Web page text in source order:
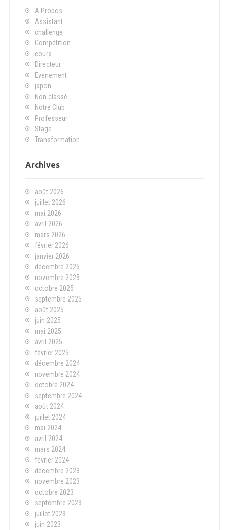
A Propos
Assistant
challenge
Compétition
cours
Directeur
Evenement
japon
Non classé
Notre Club
Professeur
Stage
Transformation
Archives
août 2026
juillet 2026
mai 2026
avril 2026
mars 2026
février 2026
janvier 2026
décembre 2025
novembre 2025
octobre 2025
septembre 2025
août 2025
juin 2025
mai 2025
avril 2025
février 2025
décembre 2024
novembre 2024
octobre 2024
septembre 2024
août 2024
juillet 2024
mai 2024
avril 2024
mars 2024
février 2024
décembre 2023
novembre 2023
octobre 2023
septembre 2023
juillet 2023
juin 2023